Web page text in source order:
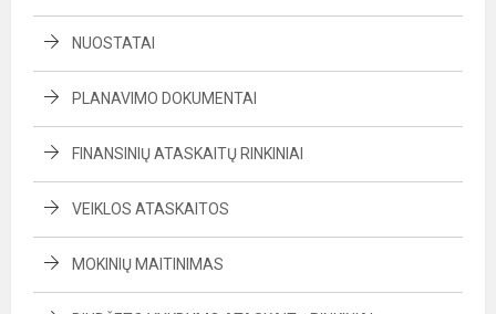
NUOSTATAI
PLANAVIMO DOKUMENTAI
FINANSINIŲ ATASKAITŲ RINKINIAI
VEIKLOS ATASKAITOS
MOKINIŲ MAITINIMAS